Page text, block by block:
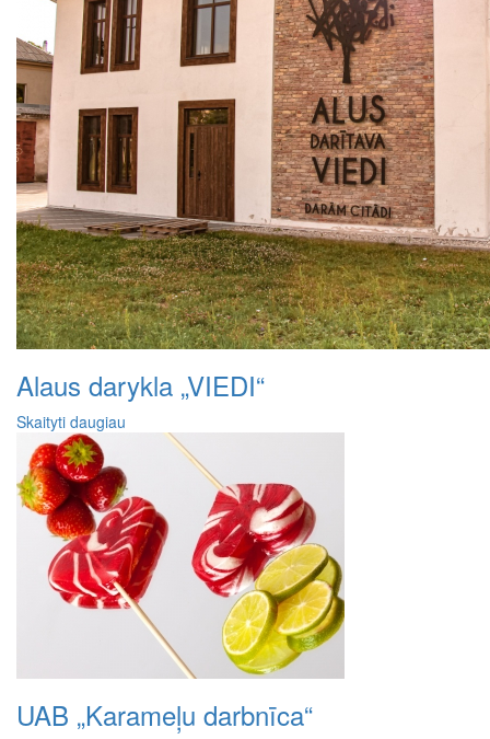
Alaus darykla „VIEDI“
Skaityti daugiau
UAB „Karameļu darbnīca“